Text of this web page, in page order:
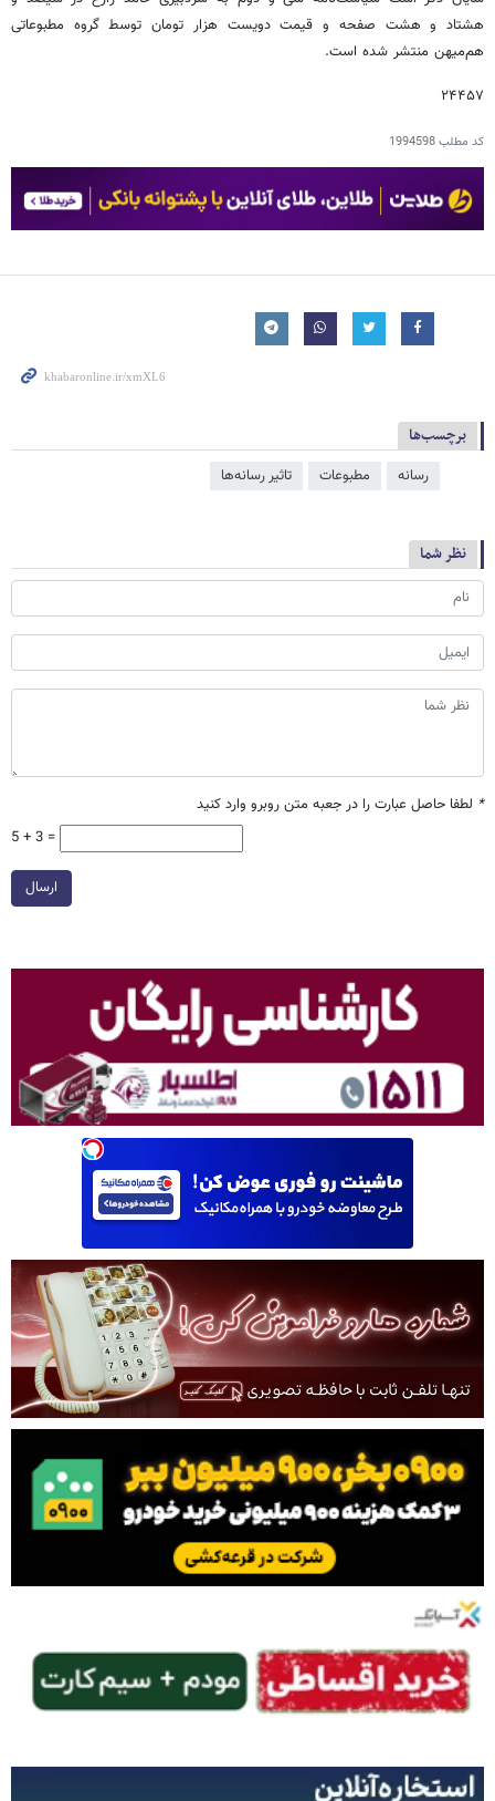
هشتاد و هشت صفحه و قیمت دویست هزار تومان توسط گروه مطبوعاتی
هم‌میهن منتشر شده است.
۲۴۴۵۷
کد مطلب1994598
برچسب‌ها
رسانه مطبوعات تاثیر رسانه‌ها
نظر شما
* لطفا حاصل عبارت را در جعبه متن روبرو وارد کنید
5 + 3 =
ارسال